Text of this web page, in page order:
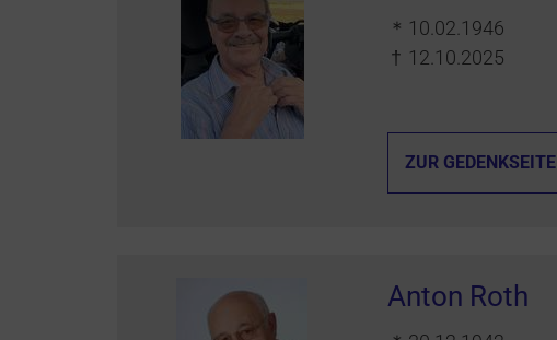
＊ 10.02.1946
† 12.10.2025
ZUR GEDENKSEITE
Anton Roth